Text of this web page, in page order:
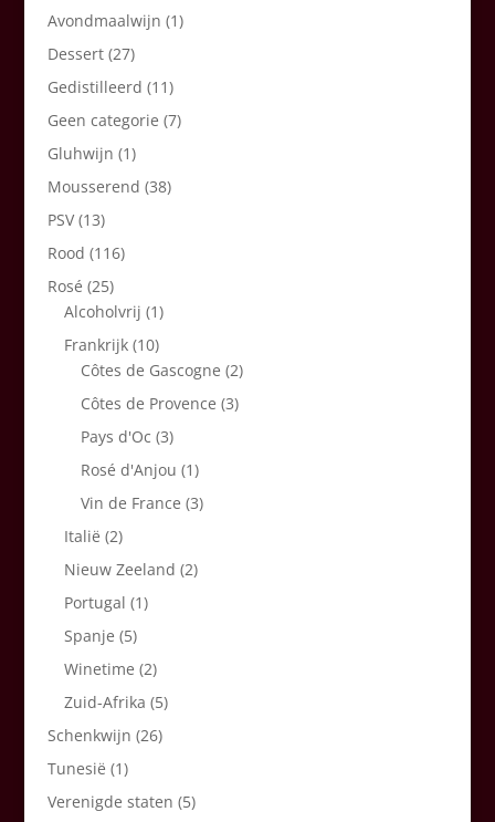
Avondmaalwijn (1)
Dessert (27)
Gedistilleerd (11)
Geen categorie (7)
Gluhwijn (1)
Mousserend (38)
PSV (13)
Rood (116)
Rosé (25)
Alcoholvrij (1)
Frankrijk (10)
Côtes de Gascogne (2)
Côtes de Provence (3)
Pays d'Oc (3)
Rosé d'Anjou (1)
Vin de France (3)
Italië (2)
Nieuw Zeeland (2)
Portugal (1)
Spanje (5)
Winetime (2)
Zuid-Afrika (5)
Schenkwijn (26)
Tunesië (1)
Verenigde staten (5)